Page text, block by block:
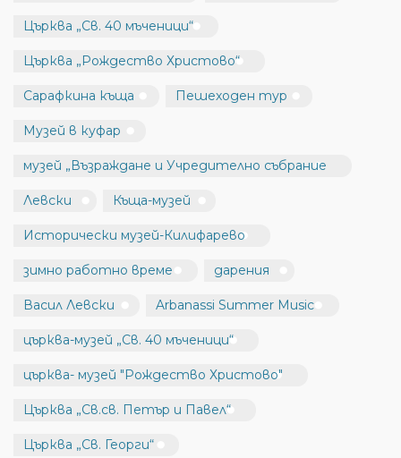
Църква „Св. 40 мъченици“
Църква „Рождество Христово“
Сарафкина къща Пешеходен тур
Музей в куфар
музей „Възраждане и Учредително събрание
Левски Къща-музей
Исторически музей-Килифарево
зимно работно време дарения
Васил Левски Arbanassi Summer Music
църква-музей „Св. 40 мъченици“
църква- музей "Рождество Христово"
Църква „Св.св. Петър и Павел“
Църква „Св. Георги“